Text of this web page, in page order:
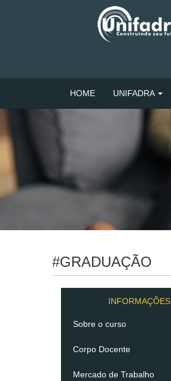
HOME UNIFADRA
#GRADUAÇÃO
INFORMAÇÕES
Sobre o curso
Corpo Docente
Mercado de Trabalho